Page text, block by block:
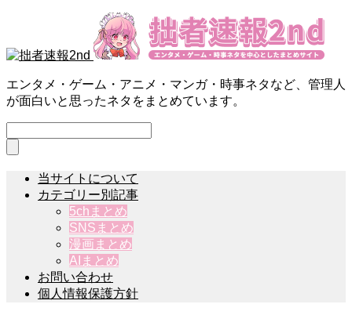
エンタメ・ゲーム・アニメ・マンガ・時事ネタなど、管理人
が面白いと思ったネタをまとめています。
当サイトについて
カテゴリー別記事
5chまとめ
SNSまとめ
漫画まとめ
AIまとめ
お問い合わせ
個人情報保護方針